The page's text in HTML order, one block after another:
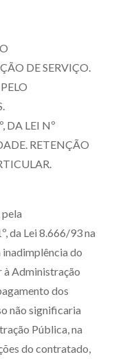
DE SERVIÇO.
DA LEI Nº
RETENÇÃO
da Lei 8.666/93 na
inadimplência do
Administração
dos
não significaria
Pública, na
do contratado,